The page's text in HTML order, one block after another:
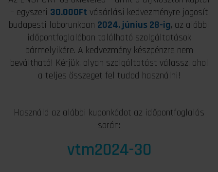
– egyszeri 30.000Ft vásárlási kedvezményre jogosít
budapesti laborunkban 2024. június 28-ig, az alábbi
időpontfoglalóban található szolgáltatások
bármelyikére. A kedvezmény készpénzre nem
beváltható! Kérjük, olyan szolgáltatást válassz, ahol
a teljes összeget fel tudod használni!
Használd az alábbi kuponkódot az időpontfoglalás
során:
vtm2024-30